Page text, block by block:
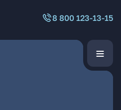
8 800 123-13-15